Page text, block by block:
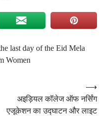
last day of the Eid Mela
Women
अइड़ियल कॉलेज ऑफ नर्सिंग
एजूकेशन का उद्घाटन और लाइट
⟶